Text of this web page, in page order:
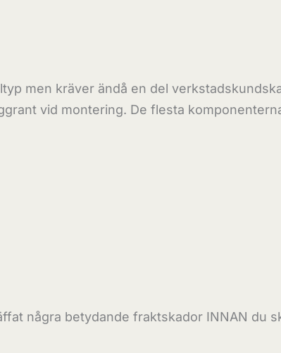
men kräver ändå en del
vid montering. De flesta
några betydande fraktskador INNAN du